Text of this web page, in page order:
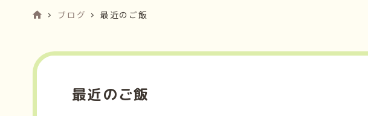
ブログ 最近のご飯
最近のご飯